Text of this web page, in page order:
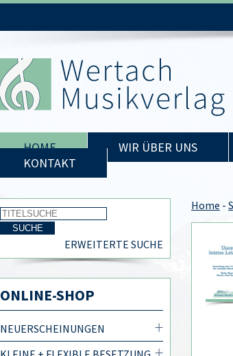
HOME WIR ÜBER UNS
KONTAKT
ERWEITERTE SUCHE
ONLINE-SHOP
NEUERSCHEINUNGEN
Home -